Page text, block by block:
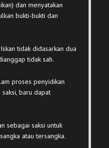
dan menyatakan
bukti-bukti dan
tidak didasarkan dua
tidak sah.
proses penyidikan
baru dapat
sebagai saksi untuk
atau tersangka.